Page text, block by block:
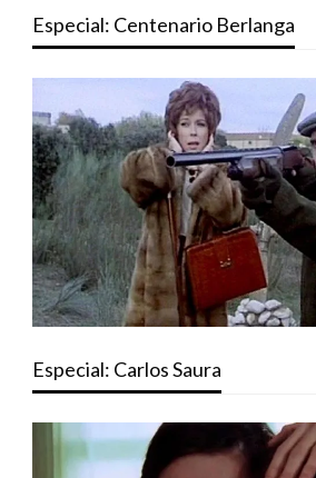
Especial: Centenario Berlanga
Especial: Carlos Saura